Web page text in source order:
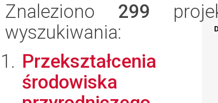
Znaleziono 299
wyszukiwania:
Przekształcenia
środowiska